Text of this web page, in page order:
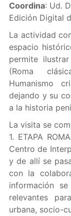
Coordina: Ud.
Edición Digital
La actividad
espacio
permite
(Roma
Humanismo
dejando y su
a la historia
La visita se
1. ETAPA
Centro de
y de allí se
con la
información
relevantes
urbana, socio-